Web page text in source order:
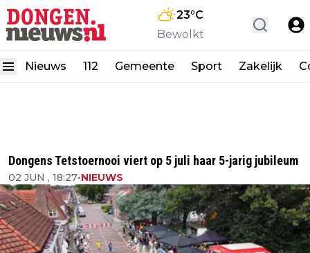
23°C
Bewolkt
Nieuws 112 Gemeente Sport Zakelijk
Dongens Tetstoernooi viert op 5 juli haar 5-jarig jubileum
02 JUN , 18:27•NIEUWS